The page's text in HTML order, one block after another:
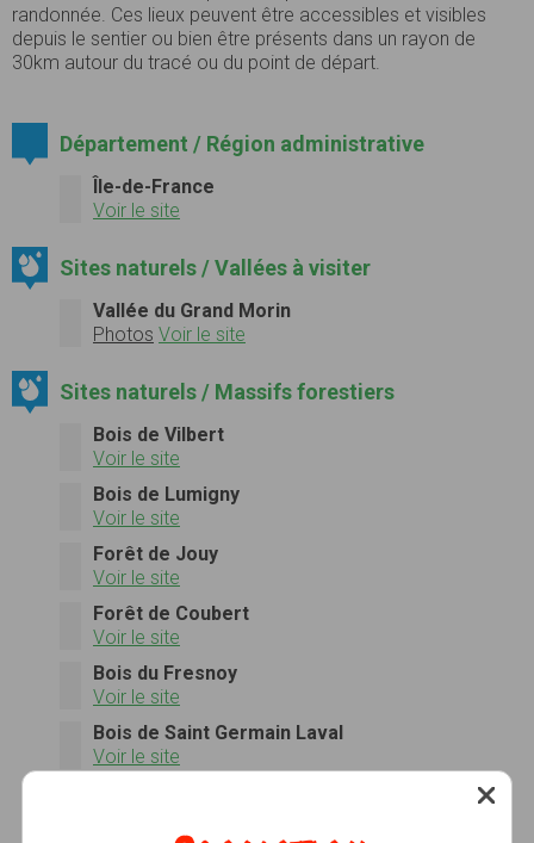
randonnée. Ces lieux peuvent être accessibles et visibles
depuis le sentier ou bien être présents dans un rayon de
30km autour du tracé ou du point de départ.
Département / Région administrative
Île-de-France
Voir le site
Sites naturels / Vallées à visiter
Vallée du Grand Morin
Photos Voir le site
Sites naturels / Massifs forestiers
Bois de Vilbert
Voir le site
Bois de Lumigny
Voir le site
Forêt de Jouy
Voir le site
Forêt de Coubert
Voir le site
Bois du Fresnoy
Voir le site
Bois de Saint Germain Laval
Voir le site